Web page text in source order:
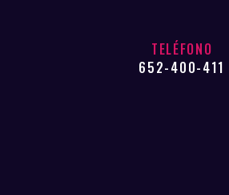
TELÉFONO
652-400-411